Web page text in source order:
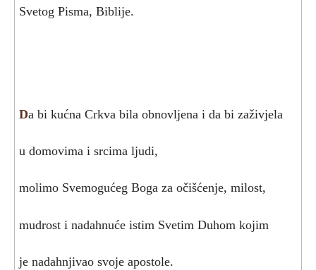
Svetog Pisma, Biblije.
Da bi kućna Crkva bila obnovljena i da bi zaživjela
u domovima i srcima ljudi,
molimo Svemogućeg Boga za očišćenje, milost,
mudrost i nadahnuće istim Svetim Duhom kojim
je nadahnjivao svoje apostole.